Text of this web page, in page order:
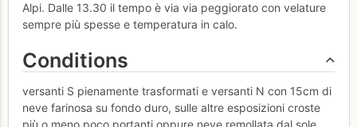
Alpi. Dalle 13.30 il tempo è via via peggiorato con velature
sempre più spesse e temperatura in calo.
Conditions
versanti S pienamente trasformati e versanti N con 15cm di
neve farinosa su fondo duro, sulle altre esposizioni croste
più o meno poco portanti oppure neve remollata dal sole